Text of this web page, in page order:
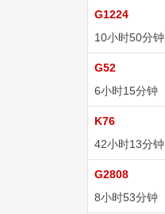
G1224
10小时50分钟
G52
6小时15分钟
K76
42小时13分钟
G2808
8小时53分钟